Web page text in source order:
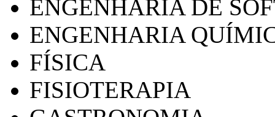
ENGENHARIA DE
ENGENHARIA
FÍSICA
FISIOTERAPIA